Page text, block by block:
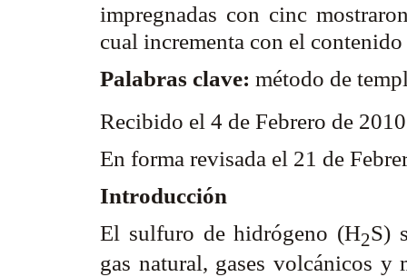
impregnadas con cinc
cual incrementa con el
Palabras clave: método de
Recibido el 4 de Febrero de
En forma revisada el 21 de
Introducción
El sulfuro de hidrógeno (H2S)
gas natural, gases volcánicos y